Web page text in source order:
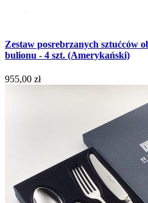
Zestaw posrebrzanych sztućców
bulionu - 4 szt. (Amerykański)
955,00 zł